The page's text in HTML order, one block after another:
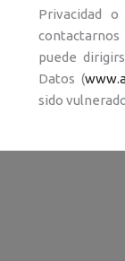
Privacidad
puede
Datos (
sido